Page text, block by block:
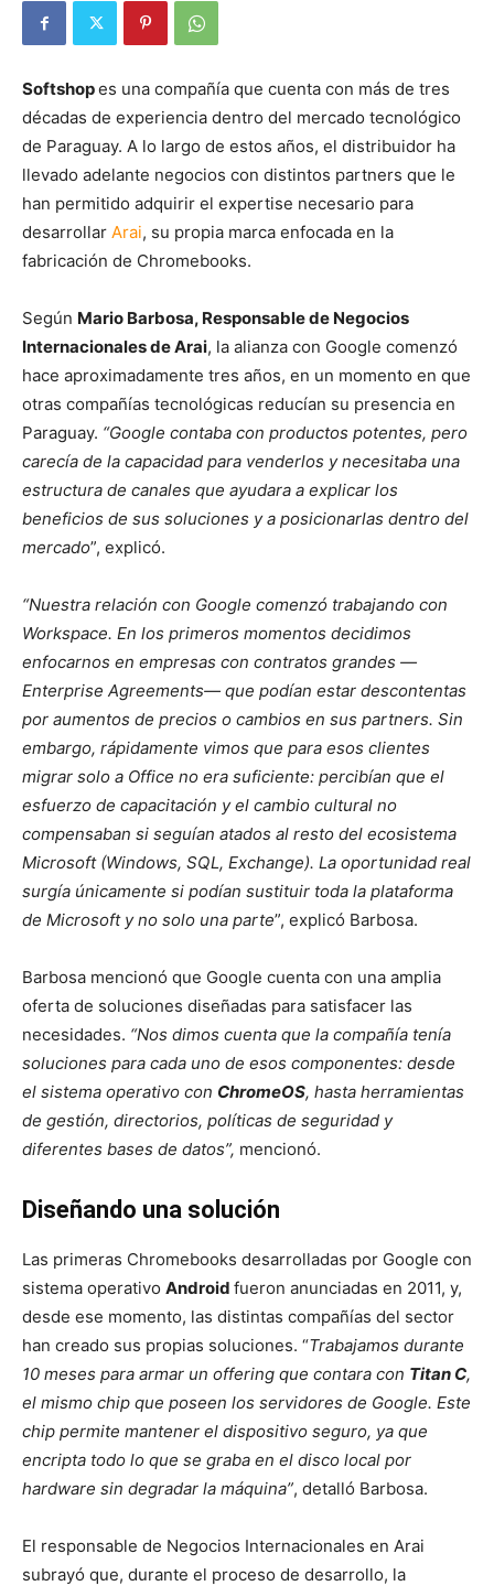
Softshopes una compañía que cuenta con más de tres
décadas de experiencia dentro del mercado tecnológico
de Paraguay. A lo largo de estos años, el distribuidor ha
llevado adelante negocios con distintos partners que le
han permitido adquirir el expertise necesario para
desarrollar Arai, su propia marca enfocada en la
fabricación de Chromebooks.
Según Mario Barbosa, Responsable de Negocios
Internacionales de Arai, la alianza con Google comenzó
hace aproximadamente tres años, en un momento en que
otras compañías tecnológicas reducían su presencia en
Paraguay. “Google contaba con productos potentes, pero
carecía de la capacidad para venderlos y necesitaba una
estructura de canales que ayudara a explicar los
beneficios de sus soluciones y a posicionarlas dentro del
mercado”, explicó.
“Nuestra relación con Google comenzó trabajando con
Workspace. En los primeros momentos decidimos
enfocarnos en empresas con contratos grandes —
Enterprise Agreements— que podían estar descontentas
por aumentos de precios o cambios en sus partners. Sin
embargo, rápidamente vimos que para esos clientes
migrar solo a Office no era suficiente: percibían que el
esfuerzo de capacitación y el cambio cultural no
compensaban si seguían atados al resto del ecosistema
Microsoft (Windows, SQL, Exchange). La oportunidad real
surgía únicamente si podían sustituir toda la plataforma
de Microsoft y no solo una parte”, explicó Barbosa.
Barbosa mencionó que Google cuenta con una amplia
oferta de soluciones diseñadas para satisfacer las
necesidades. “Nos dimos cuenta que la compañía tenía
soluciones para cada uno de esos componentes: desde
el sistema operativo con ChromeOS, hasta herramientas
de gestión, directorios, políticas de seguridad y
diferentes bases de datos”, mencionó.
Diseñando una solución
Las primeras Chromebooks desarrolladas por Google con
sistema operativo Android fueron anunciadas en 2011, y,
desde ese momento, las distintas compañías del sector
han creado sus propias soluciones. “Trabajamos durante
10 meses para armar un offering que contara con Titan C,
el mismo chip que poseen los servidores de Google. Este
chip permite mantener el dispositivo seguro, ya que
encripta todo lo que se graba en el disco local por
hardware sin degradar la máquina”, detalló Barbosa.
El responsable de Negocios Internacionales en Arai
subrayó que, durante el proceso de desarrollo, la